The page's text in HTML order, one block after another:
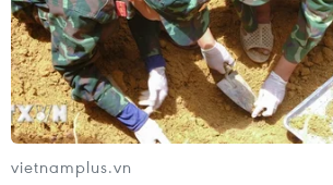
vietnamplus.vn